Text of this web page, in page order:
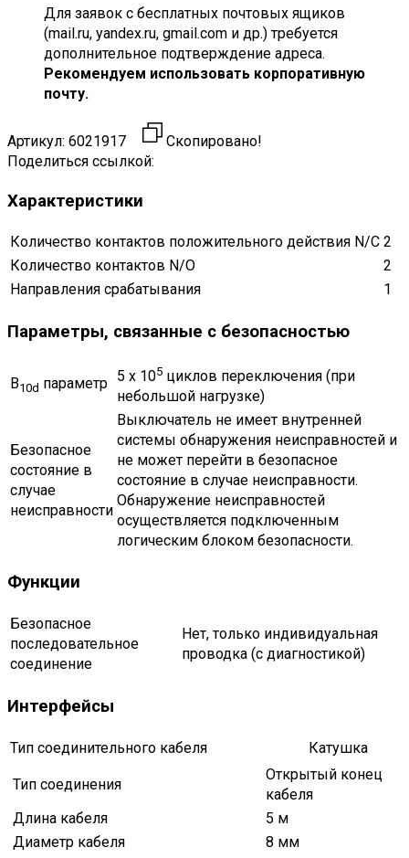
Для заявок с бесплатных почтовых ящиков
(mail.ru, yandex.ru, gmail.com и др.) требуется
дополнительное подтверждение адреса.
Рекомендуем использовать корпоративную
почту.
Артикул: 6021917
Скопировано!
Поделиться ссылкой:
Характеристики
Количество контактов положительного действия N/C 2
Количество контактов N/O
2
Направления срабатывания
1
Параметры, связанные с безопасностью
B10d параметр 5 x 105 циклов переключения (при
небольшой нагрузке)
Безопасное
состояние в
случае
неисправности
Выключатель не имеет внутренней
системы обнаружения неисправностей и
не может перейти в безопасное
состояние в случае неисправности.
Обнаружение неисправностей
осуществляется подключенным
логическим блоком безопасности.
Функции
Безопасное
последовательное
соединение
Нет, только индивидуальная
проводка (с диагностикой)
Интерфейсы
Тип соединительного кабеля Катушка
Тип соединения
Открытый конец
кабеля
Длина кабеля
5 м
Диаметр кабеля
8 мм